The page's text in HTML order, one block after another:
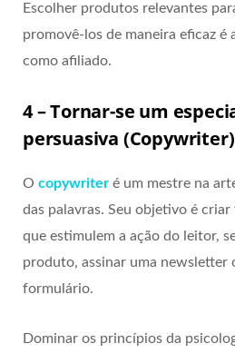
Escolher produtos relevantes
promovê-los de maneira eficaz é
como afiliado.
4 – Tornar-se um
persuasiva (Copywriter)
O copywriter é um mestre na
das palavras. Seu objetivo é
que estimulem a ação do leitor,
produto, assinar uma newsletter
formulário.
Dominar os princípios da